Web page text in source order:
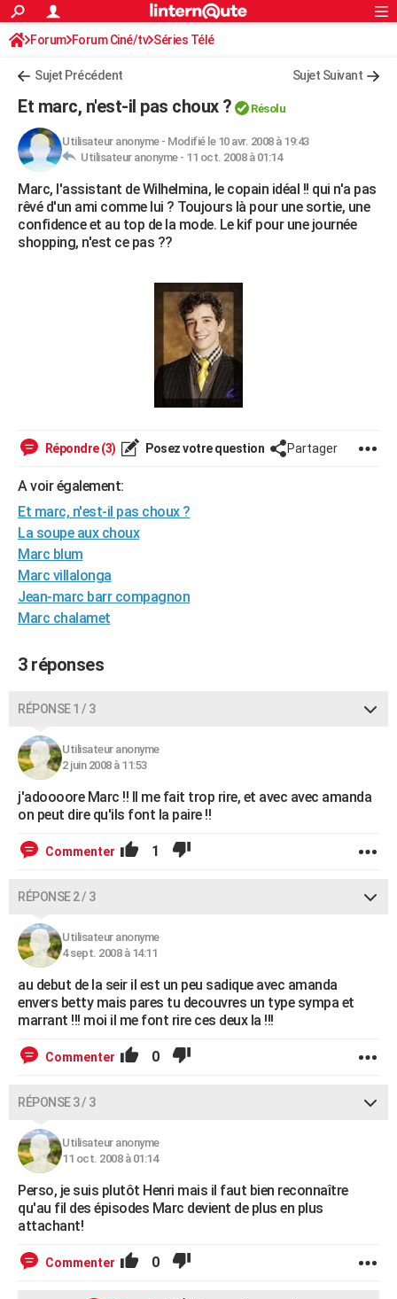
ACTUALITÉS
Politique
Société
Faits Divers
Education
Monde
Villes
+
FINANCE
Retraite
Impôts
Epargne
Immobilier
Risques naturels par ville
Banque
Assurance
Crédit
AUTO
Essais
Réserver un essai
Citadines
Berlines
SUV
Forum auto
+HIGH-TECH
Mobiles
Meilleur smartphone
Internet
Ordinateurs
Jeux vidéo
Guide high-tech
+BRICOLAGE
GUIDES D'ACHAT
BONS PLANS
CARTE DE VOEUX
Carte de Noël
Carte Bonne année
Carte Saint-Valentin
Carte Pâques
Carte d'anniversaire
DICTIONNAIRE
Dictionnaire
Biographies
Citations
Expressions
Proverbes
PROGRAMME TV
S'inscrire
Se connecter
Lycées
Collèges
Primaires
Universités
Entreprises
Service militaire
Avis de recherche
AVIS DE DÉCÈS
FORUM
Bricolage
Lifestyle
Culture
Sport
Auto
Television
Voyage
Cinema
S'inscrire
Connexion
Forum Forum Ciné/tv Séries Télé
Sujet Précédent Sujet Suivant
Et marc, n'est-il pas choux ? Résolu
Utilisateur anonyme- Modifié le 10 avr. 2008 à 19:43
Utilisateur anonyme - 11 oct. 2008 à 01:14
Marc, l'assistant de Wilhelmina, le copain idéal !! qui n'a pas
rêvé d'un ami comme lui ? Toujours là pour une sortie, une
confidence et au top de la mode. Le kif pour une journée
shopping, n'est ce pas ??
Répondre (3) Posez votre question Partager
A voir également:
Et marc, n'est-il pas choux ?
La soupe aux choux
Marc blum
Marc villalonga
Jean-marc barr compagnon
Marc chalamet
3 réponses
RÉPONSE 1 / 3
Utilisateur anonyme
2 juin 2008 à 11:53
j'adoooore Marc !! Il me fait trop rire, et avec avec amanda
on peut dire qu'ils font la paire !!
Commenter 1
RÉPONSE 2 / 3
Utilisateur anonyme
4 sept. 2008 à 14:11
au debut de la seir il est un peu sadique avec amanda
envers betty mais pares tu decouvres un type sympa et
marrant !!! moi il me font rire ces deux la !!!
Commenter 0
RÉPONSE 3 / 3
Utilisateur anonyme
11 oct. 2008 à 01:14
Perso, je suis plutôt Henri mais il faut bien reconnaître
qu'au fil des épisodes Marc devient de plus en plus
attachant!
Commenter 0